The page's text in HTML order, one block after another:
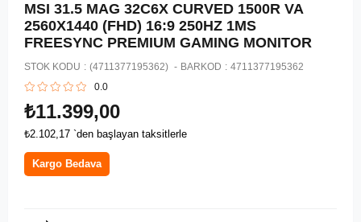
MSI 31.5 MAG 32C6X CURVED 1500R VA
2560X1440 (FHD) 16:9 250HZ 1MS
FREESYNC PREMIUM GAMING MONITOR
STOK KODU (4711377195362) BARKOD : 4711377195362
0.0
₺11.399,00
₺2.102,17 `den başlayan taksitlerle
Kargo Bedava